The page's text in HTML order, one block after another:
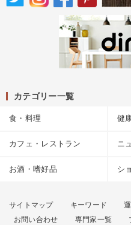
カテゴリー一覧
食・料理 健
カフェ・レストラン ニ
お酒・嗜好品 シ
サイトマップ キーワード
お問い合わせ
専門家一覧